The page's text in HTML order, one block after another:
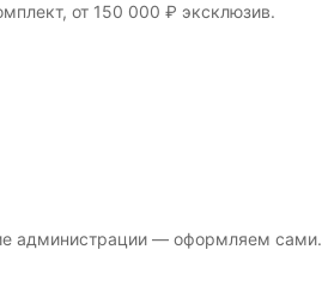
от 150 000 ₽ эксклюзив.
администрации — оформляем сами.